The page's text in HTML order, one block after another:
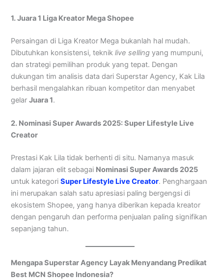
1. Juara 1 Liga Kreator Mega Shopee
Persaingan di Liga Kreator Mega bukanlah hal mudah.
Dibutuhkan konsistensi, tekniklive selling yang mumpuni,
dan strategi pemilihan produk yang tepat. Dengan
dukungan tim analisis data dari Superstar Agency, Kak Lila
berhasil mengalahkan ribuan kompetitor dan menyabet
gelarJuara 1.
2. Nominasi Super Awards 2025: Super Lifestyle Live
Creator
Prestasi Kak Lila tidak berhenti di situ. Namanya masuk
dalam jajaran elit sebagai Nominasi Super Awards 2025
untuk kategoriSuper Lifestyle Live Creator. Penghargaan
ini merupakan salah satu apresiasi paling bergengsi di
ekosistem Shopee, yang hanya diberikan kepada kreator
dengan pengaruh dan performa penjualan paling signifikan
sepanjang tahun.
Mengapa Superstar Agency Layak Menyandang Predikat
Best MCN Shopee Indonesia?